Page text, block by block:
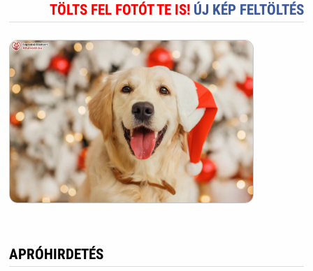
TÖLTS FEL FOTÓT TE IS! ÚJ KÉP FELTÖLTÉS
APRÓHIRDETÉS